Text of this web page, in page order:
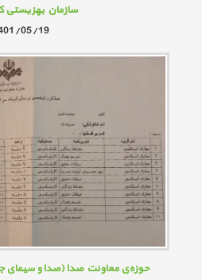
سازمان بهزیستی
05/19
حوزه‌ی معاونت صدا (صدا و سیمای